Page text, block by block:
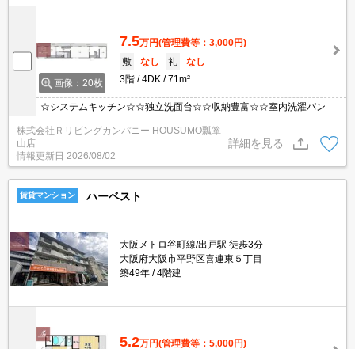
画像：20枚
7.5万円(管理費等：3,000円)
敷
なし 礼
なし
3階
4DK 71m²
☆システムキッチン☆☆独立洗面台☆☆収納豊富☆☆室内洗濯パン
株式会社Ｒリビングカンパニー HOUSUMO瓢箪
山店
情報更新日 2026/08/02
詳細を見る
賃貸マンション ハーベスト
大阪メトロ谷町線/出戸駅 徒歩3分
大阪府大阪市平野区喜連東５丁目
築49年
4階建
5.2万円(管理費等：5,000円)